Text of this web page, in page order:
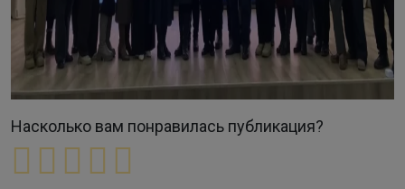
Насколько вам понравилась публикация?